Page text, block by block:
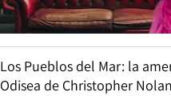
Los Pueblos del Mar: la
Odisea de Christopher Nolan